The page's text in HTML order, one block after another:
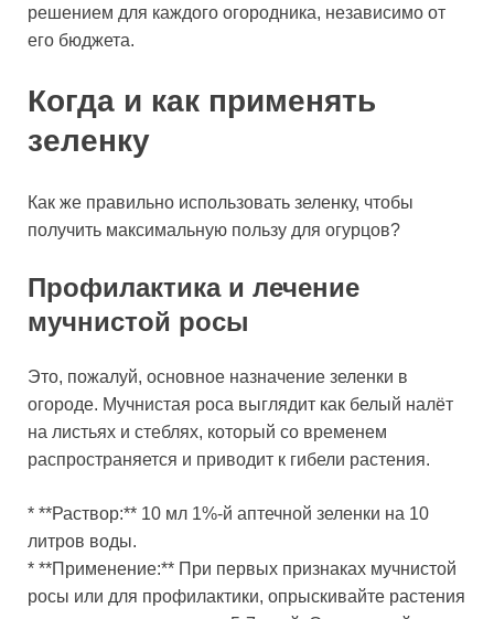
решением для каждого огородника, независимо от
его бюджета.
Когда и как применять
зеленку
Как же правильно использовать зеленку, чтобы
получить максимальную пользу для огурцов?
Профилактика и лечение
мучнистой росы
Это, пожалуй, основное назначение зеленки в
огороде. Мучнистая роса выглядит как белый налёт
на листьях и стеблях, который со временем
распространяется и приводит к гибели растения.
* **Раствор:** 10 мл 1%-й аптечной зеленки на 10
литров воды.
* **Применение:** При первых признаках мучнистой
росы или для профилактики, опрыскивайте растения